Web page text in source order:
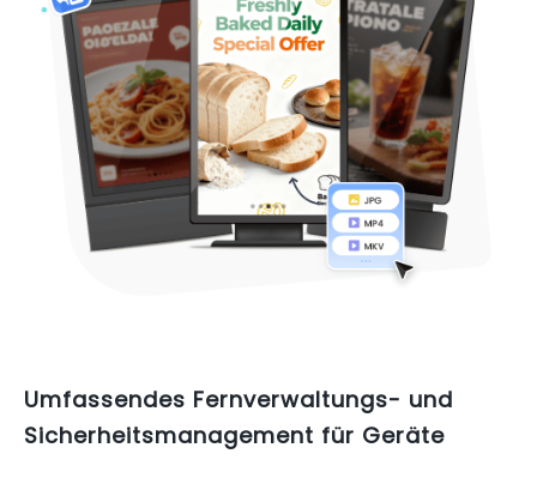
Umfassendes Fernverwaltungs- und
Sicherheitsmanagement für Geräte